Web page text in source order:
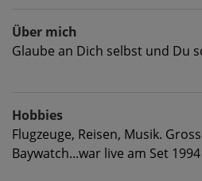
Über mich
Glaube an Dich selbst und Du
Hobbies
Flugzeuge, Reisen, Musik.
Baywatch...war live am Set